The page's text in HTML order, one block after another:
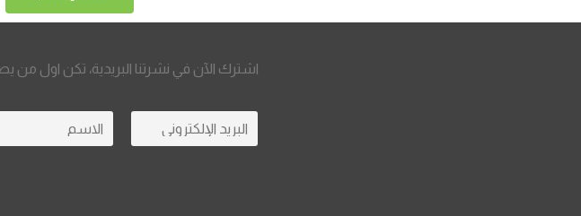
اشترك الآن في نشرتنا البريدية، تكن اول من